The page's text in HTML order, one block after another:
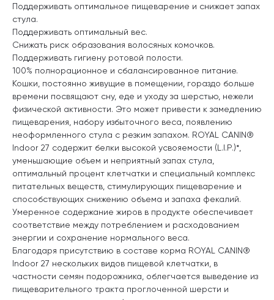
Поддерживать оптимальное пищеварение и снижает запах
стула.
Поддерживать оптимальный вес.
Снижать риск образования волосяных комочков.
Поддерживать гигиену ротовой полости.
100% полнорационное и сбалансированное питание.
Кошки, постоянно живущие в помещении, гораздо больше
времени посвящают сну, еде и уходу за шерстью, нежели
физической активности. Это может привести к замедлению
пищеварения, набору избыточного веса, появлению
неоформленного стула с резким запахом. ROYAL CANIN®
Indoor 27 содержит белки высокой усвояемости (L.I.P.)*,
уменьшающие объем и неприятный запах стула,
оптимальный процент клетчатки и специальный комплекс
питательных веществ, стимулирующих пищеварение и
способствующих снижению объема и запаха фекалий.
Умеренное содержание жиров в продукте обеспечивает
соответствие между потреблением и расходованием
энергии и сохранение нормального веса.
Благодаря присутствию в составе корма ROYAL CANIN®
Indoor 27 нескольких видов пищевой клетчатки, в
частности семян подорожника, облегчается выведение из
пищеварительного тракта проглоченной шерсти и